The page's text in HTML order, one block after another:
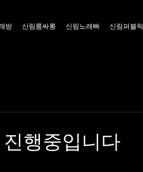
방 신림룸싸롱 신림노래빠 신림퍼블릭
행중입니다